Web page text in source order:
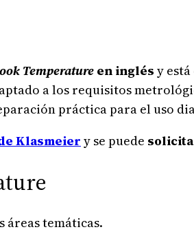
Temperature en inglés y
a los requisitos
práctica para el uso
Klasmeier y se puede
áreas temáticas.